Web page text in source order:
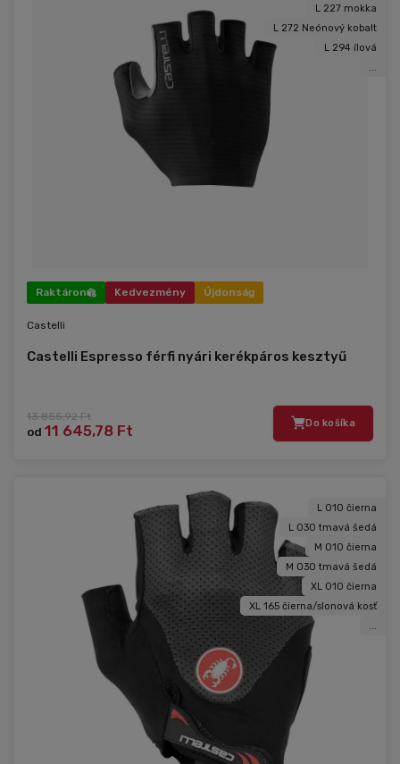
L 227 mokka
L 272 Neónový kobalt
L 294 ílová
...
Raktáron Kedvezmény Újdonság
Castelli
Castelli Espresso férfi nyári kerékpáros kesztyű
13 855,92 Ft
od 11 645,78 Ft Do košíka
L 010 čierna
L 030 tmavá šedá
M 010 čierna
M 030 tmavá šedá
XL 010 čierna
XL 165 čierna/slonová kosť
...